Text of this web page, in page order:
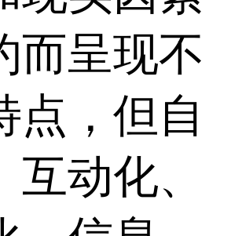
而呈现不
点，但自
动化、